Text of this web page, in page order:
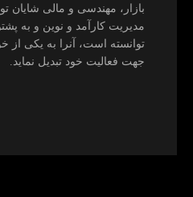
بازار، مهندسی و مالی شایان
مدیریت کارآمد و نوین و به
توانسته است، آنرا به یکی از
جهت فعالیت خود تبدیل نماید.